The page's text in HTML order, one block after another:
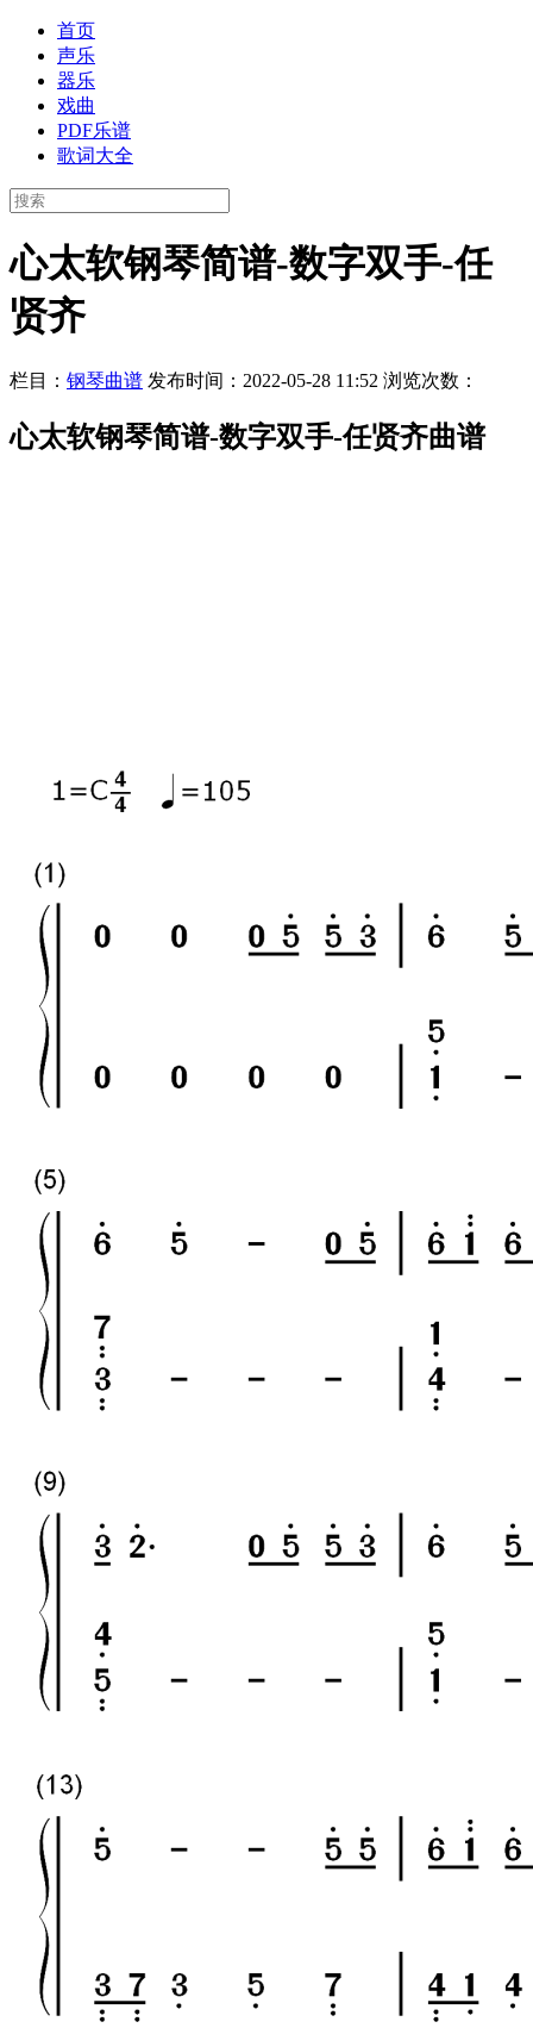
首页
声乐
器乐
戏曲
PDF乐谱
歌词大全
心太软钢琴简谱-数字双手-任
贤齐
栏目： 钢琴曲谱 发布时间：2022-05-28 11:52 浏览次数：
心太软钢琴简谱-数字双手-任贤齐曲谱